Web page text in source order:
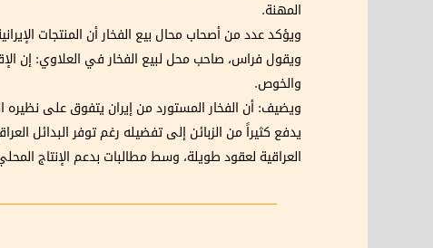
المهنة.
ويؤكد عدد من أصحاب محال بيع الفخار أن المنتجات
ويقول فراس، صاحب محل لبيع الفخار في العلاوي: إن
والخوص.
ويضيف: أن الفخار المستورد من إيران يتفوق على
يدفع كثيراً من الزبائن إلى تفضيله رغم توفر البدائل
العراقية لعقود طويلة، وسط مطالبات بدعم الإنتاج